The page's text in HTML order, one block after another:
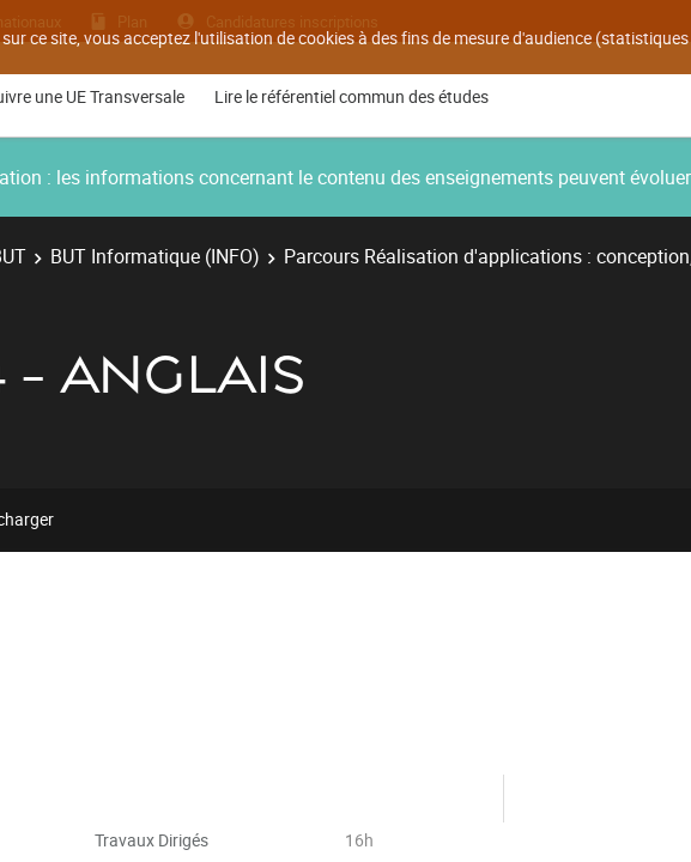
ce site, vous acceptez l'utilisation de cookies à des fins de mesure d'audience
Plan Candidatures inscriptions
une UE Transversale Lire le référentiel commun des études
: les informations concernant le contenu des enseignements peuvent
BUT Informatique (INFO)
Parcours Réalisation d'applications :
- ANGLAIS
Travaux Dirigés 16h